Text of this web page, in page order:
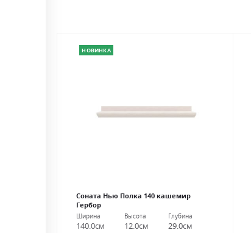
НОВИНКА
Соната Нью Полка 140 кашемир
Гербор
Ширина
140.0см
Высота
12.0см
Глубина
29.0см